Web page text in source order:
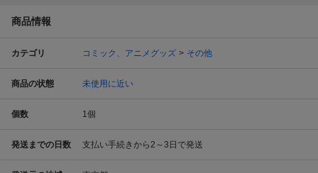
商品情報
カテゴリ コミック、アニメグッズ その他
商品の状態 未使用に近い
個数 1個
発送までの日数 支払い手続きから2～3日で発送